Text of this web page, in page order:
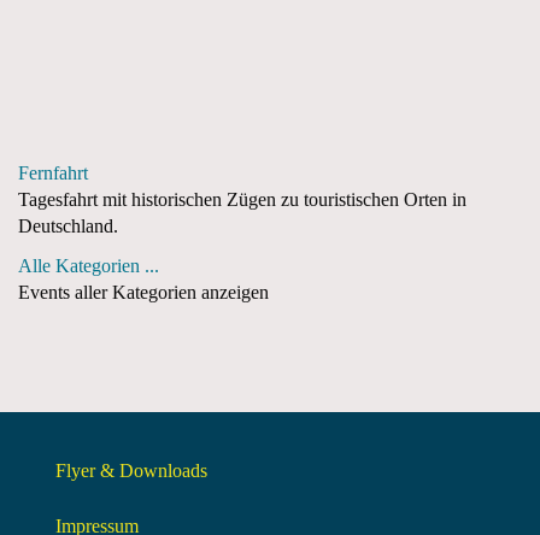
Fernfahrt
Tagesfahrt mit historischen Zügen zu touristischen Orten in
Deutschland.
Alle Kategorien ...
Events aller Kategorien anzeigen
Flyer & Downloads
Impressum